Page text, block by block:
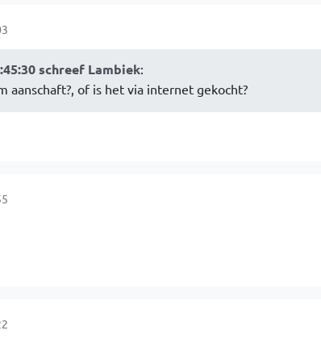
schreef Lambiek:
aanschaft?, of is het via internet gekocht?